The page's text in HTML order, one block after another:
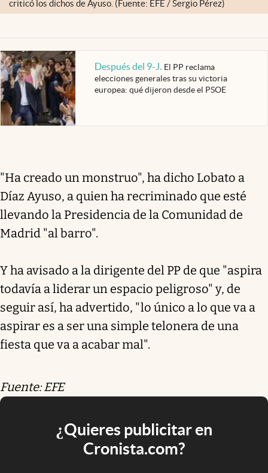
criticó los dichos de Ayuso. (Fuente: EFE / Sergio Pérez)
Después del 9-J. El PP reclama
elecciones generales tras su victoria
europea: qué dijeron desde el PSOE
"Ha creado un monstruo", ha dicho Lobato a
Díaz Ayuso, a quien ha recriminado que esté
llevando la Presidencia de la Comunidad de
Madrid "al barro".
Y ha avisado a la dirigente del PP de que "aspira
todavía a liderar un espacio peligroso" y, de
seguir así, ha advertido, "lo único a lo que va a
aspirar es a ser una simple telonera de una
fiesta que va a acabar mal".
Fuente: EFE
¿Quieres publicitar en
Cronista.com?